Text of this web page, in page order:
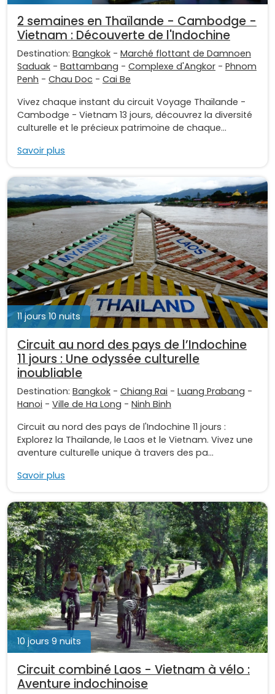
2 semaines en Thaïlande - Cambodge -
Vietnam : Découverte de l'Indochine
Destination: Bangkok - Marché flottant de Damnoen
Saduak - Battambang - Complexe d'Angkor - Phnom
Penh - Chau Doc - Cai Be
Vivez chaque instant du circuit Voyage Thaïlande -
Cambodge - Vietnam 13 jours, découvrez la diversité
culturelle et le précieux patrimoine de chaque...
Savoir plus
11 jours 10 nuits
Circuit au nord des pays de l’Indochine
11 jours : Une odyssée culturelle
inoubliable
Destination: Bangkok - Chiang Rai - Luang Prabang -
Hanoi - Ville de Ha Long - Ninh Binh
Circuit au nord des pays de l'Indochine 11 jours :
Explorez la Thaïlande, le Laos et le Vietnam. Vivez une
aventure culturelle unique à travers des pa...
Savoir plus
10 jours 9 nuits
Circuit combiné Laos - Vietnam à vélo :
Aventure indochinoise